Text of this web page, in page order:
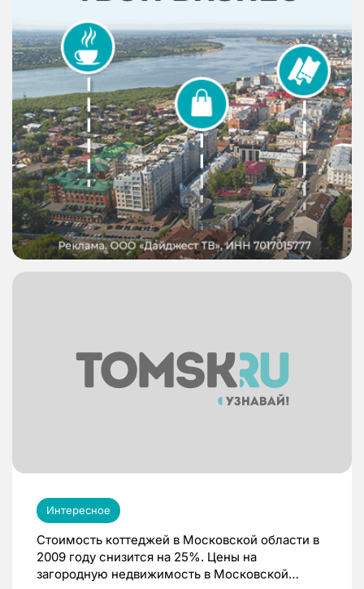
Интересное
Стоимость коттеджей в Московской области в
2009 году снизится на 25%. Цены на
загородную недвижимость в Московской